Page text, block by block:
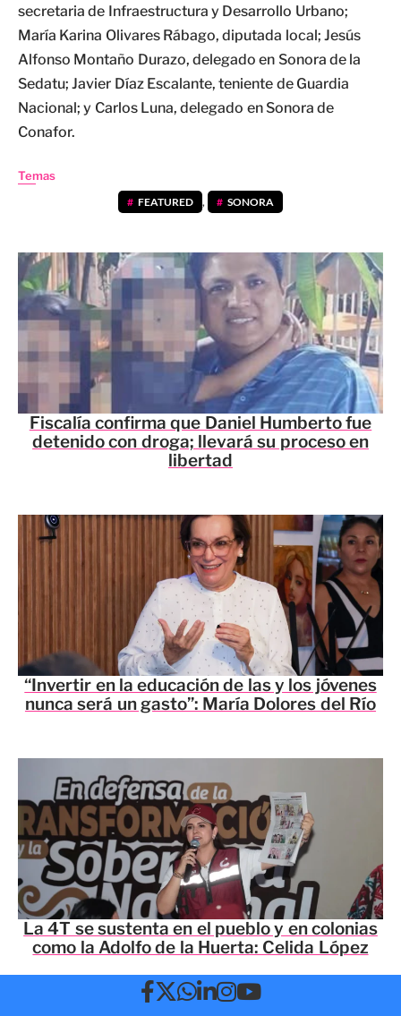
secretaria de Infraestructura y Desarrollo Urbano;
María Karina Olivares Rábago, diputada local; Jesús
Alfonso Montaño Durazo, delegado en Sonora de la
Sedatu; Javier Díaz Escalante, teniente de Guardia
Nacional; y Carlos Luna, delegado en Sonora de
Conafor.
Temas
FEATURED , SONORA
Fiscalía confirma que Daniel Humberto fue
detenido con droga; llevará su proceso en
libertad
“Invertir en la educación de las y los jóvenes
nunca será un gasto”: María Dolores del Río
La 4T se sustenta en el pueblo y en colonias
como la Adolfo de la Huerta: Celida López